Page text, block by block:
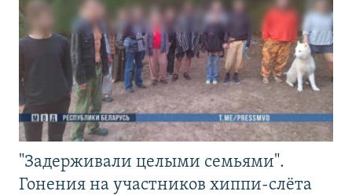
"Задерживали целыми семьями".
Гонения на участников хиппи-слёта